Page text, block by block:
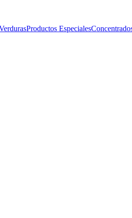
Productos Especiales